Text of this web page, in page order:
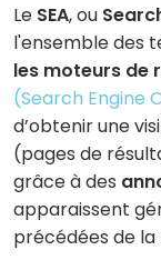
Le SEA, ou
l'ensemble des
les moteurs de
(Search Engine
d’obtenir une
(pages de
grâce à des
apparaissent
précédées de la